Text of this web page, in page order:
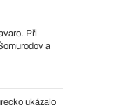
Při
a
ukázalo